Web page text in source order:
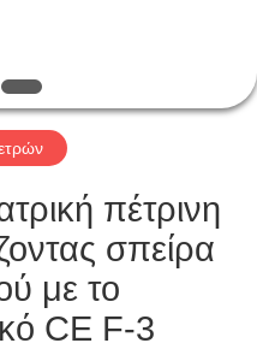
πέτρινη
σπείρα
με το
CE F-3